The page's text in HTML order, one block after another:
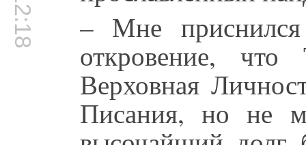
– Мне
откровение,
Верховная
Писания, но не